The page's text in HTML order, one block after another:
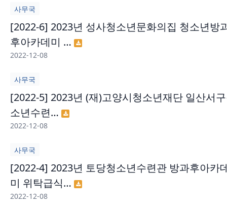
사무국
[2022-6] 2023년 성사청소년문화의집 청소년방
후아카데미 …
2022-12-08
사무국
[2022-5] 2023년 (재)고양시청소년재단 일산서
소년수련…
2022-12-08
사무국
[2022-4] 2023년 토당청소년수련관 방과후아카
미 위탁급식…
2022-12-08